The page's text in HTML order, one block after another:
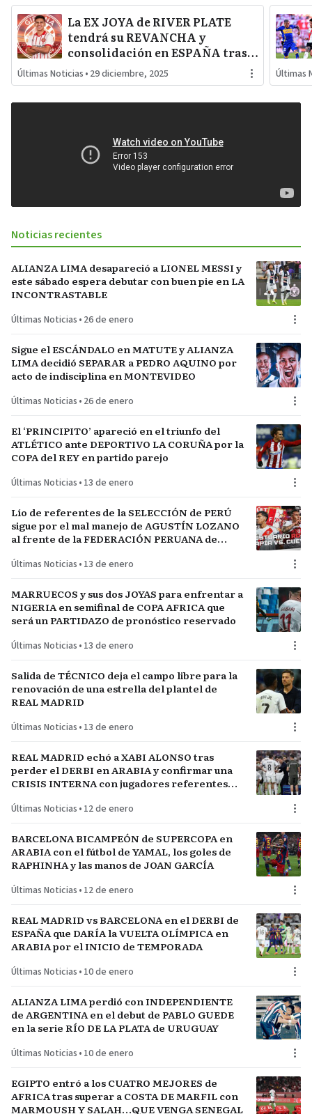
La EX JOYA de RIVER PLATE
tendrá su REVANCHA y
consolidación en ESPAÑA tras
sus intentos en PREMIER
LEAGUE y BUNDESLIGA
Últimas Noticias • 29 diciembre, 2025 Últimas
Noticias recientes
ALIANZA LIMA desapareció a LIONEL MESSI y
este sábado espera debutar con buen pie en LA
INCONTRASTABLE
Últimas Noticias • 26 de enero
Sigue el ESCÁNDALO en MATUTE y ALIANZA
LIMA decidió SEPARAR a PEDRO AQUINO por
acto de indisciplina en MONTEVIDEO
Últimas Noticias • 26 de enero
El ‘PRINCIPITO’ apareció en el triunfo del
ATLÉTICO ante DEPORTIVO LA CORUÑA por la
COPA del REY en partido parejo
Últimas Noticias • 13 de enero
Lío de referentes de la SELECCIÓN de PERÚ
sigue por el mal manejo de AGUSTÍN LOZANO
al frente de la FEDERACIÓN PERUANA de
Últimas Noticias • 13 de enero
MARRUECOS y sus dos JOYAS para enfrentar a
NIGERIA en semifinal de COPA AFRICA que
será un PARTIDAZO de pronóstico reservado
Últimas Noticias • 13 de enero
Salida de TÉCNICO deja el campo libre para la
renovación de una estrella del plantel de
REAL MADRID
Últimas Noticias • 13 de enero
REAL MADRID echó a XABI ALONSO tras
perder el DERBI en ARABIA y confirmar una
CRISIS INTERNA con jugadores referentes
Últimas Noticias • 12 de enero
BARCELONA BICAMPEÓN de SUPERCOPA en
ARABIA con el fútbol de YAMAL, los goles de
RAPHINHA y las manos de JOAN GARCÍA
Últimas Noticias • 12 de enero
REAL MADRID vs BARCELONA en el DERBI de
ESPAÑA que DARÍA la VUELTA OLÍMPICA en
ARABIA por el INICIO de TEMPORADA
Últimas Noticias • 10 de enero
ALIANZA LIMA perdió con INDEPENDIENTE
de ARGENTINA en el debut de PABLO GUEDE
en la serie RÍO DE LA PLATA de URUGUAY
Últimas Noticias • 10 de enero
EGIPTO entró a los CUATRO MEJORES de
AFRICA tras superar a COSTA DE MARFIL con
MARMOUSH Y SALAH…QUE VENGA SENEGAL